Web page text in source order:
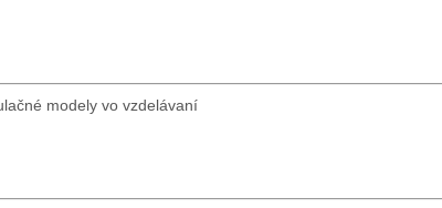
modely vo vzdelávaní